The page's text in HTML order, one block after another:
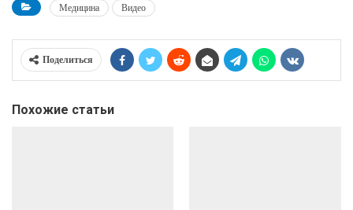
Медицина Видео
Поделиться
Похожие статьи